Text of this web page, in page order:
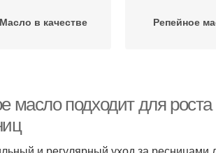
Масло в качестве Репейное
масло подходит для